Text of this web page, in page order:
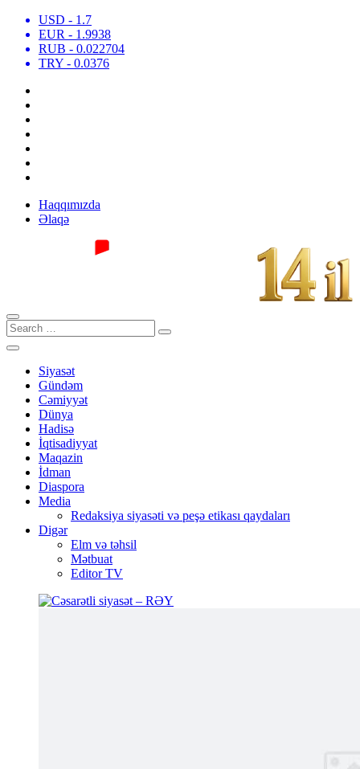
USD - 1.7
EUR - 1.9938
RUB - 0.022704
TRY - 0.0376
Haqqımızda
Əlaqə
Siyasət
Gündəm
Cəmiyyət
Dünya
Hadisə
İqtisadiyyat
Maqazin
İdman
Diaspora
Media
Redaksiya siyasəti və peşə etikası qaydaları
Digər
Elm və təhsil
Mətbuat
Editor TV